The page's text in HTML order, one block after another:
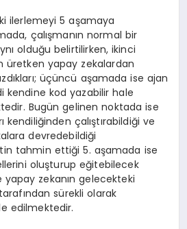
ilerlemeyi 5 aşamaya
çalışmanın normal bir
olduğu belirtilirken, ikinci
üretken yapay zekalardan
üçüncü aşamada ise ajan
kendine kod yazabilir hale
Bugün gelinen noktada ise
kendiliğinden çalıştırabildiği ve
devredebildiği
tahmin ettiği 5. aşamada ise
oluşturup eğitebilecek
zekanın gelecekteki
sürekli olarak
edilmektedir.